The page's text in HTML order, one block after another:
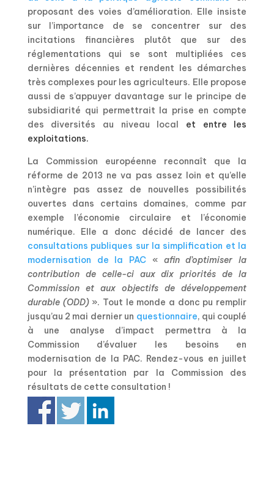
proposant des voies d’amélioration. Elle insiste
sur l’importance de se concentrer sur des
incitations financières plutôt que sur des
réglementations qui se sont multipliées ces
dernières décennies et rendent les démarches
très complexes pour les agriculteurs. Elle propose
aussi de s’appuyer davantage sur le principe de
subsidiarité qui permettrait la prise en compte
des diversités au niveau local
et entre les
exploitations.
La Commission européenne reconnaît que la
réforme de 2013 ne va pas assez loin et qu’elle
n’intègre pas assez de nouvelles possibilités
ouvertes dans certains domaines, comme par
exemple l’économie circulaire et l’économie
numérique. Elle a donc décidé de lancer des
consultations publiques sur la simplification et la
modernisation de la PAC « afin d’optimiser la
contribution de celle-ci aux dix priorités de la
Commission et aux objectifs de développement
durable (ODD)». Tout le monde a donc pu remplir
jusqu’au 2 mai dernier un questionnaire, qui couplé
à une analyse d’impact permettra à la
Commission d’évaluer les besoins en
modernisation de la PAC. Rendez-vous en juillet
pour la présentation par la Commission des
résultats de cette consultation !